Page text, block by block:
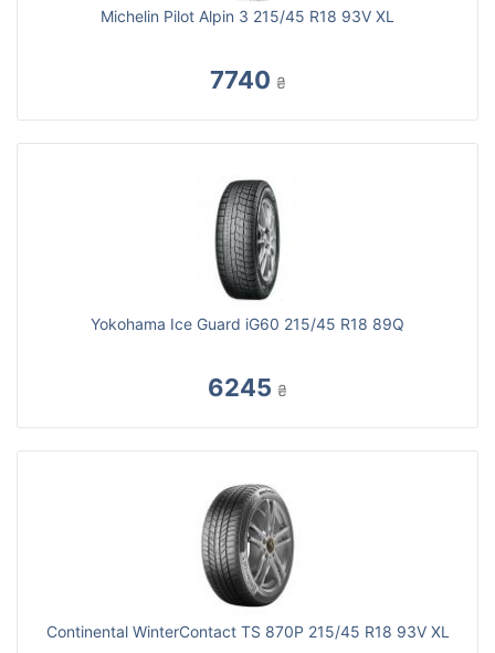
Michelin Pilot Alpin 3 215/45 R18 93V XL
7740 ₴
Yokohama Ice Guard iG60 215/45 R18 89Q
6245 ₴
Continental WinterContact TS 870P 215/45 R18 93V XL